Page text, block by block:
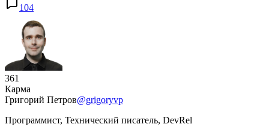
104
361
Карма
Григорий Петров@grigoryvp
Программист, Технический писатель, DevRel